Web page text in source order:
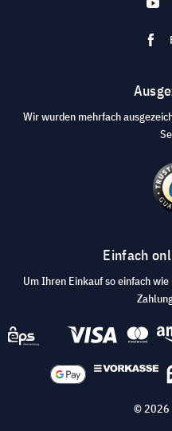
Wir wurden mehrfach
Einfach
Um Ihren Einkauf so einfach
© 2026